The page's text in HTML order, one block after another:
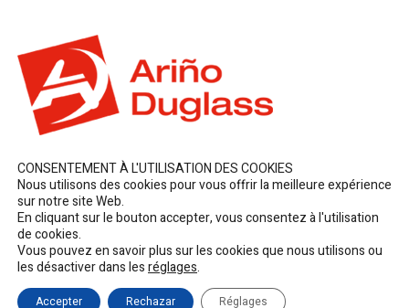
CONSENTEMENT À L'UTILISATION DES COOKIES
Nous utilisons des cookies pour vous offrir la meilleure expérience
sur notre site Web.
En cliquant sur le bouton accepter, vous consentez à l'utilisation
de cookies.
Vous pouvez en savoir plus sur les cookies que nous utilisons ou
les désactiver dans lesréglages.
Accepter Rechazar Réglages